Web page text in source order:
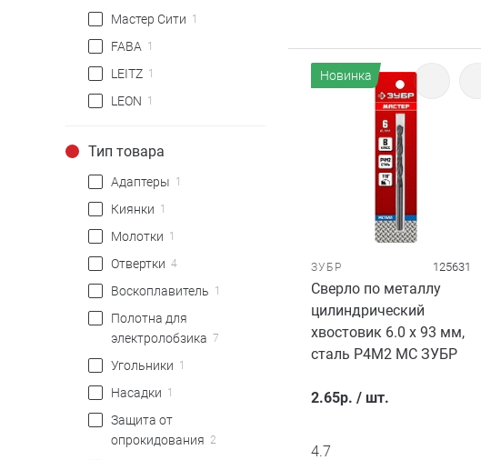
Мастер Сити 1
FABA 1
LEITZ 1
LEON 1
Тип товара
Адаптеры 1
Киянки 1
Молотки 1
Отвертки 4
Воскоплавитель 1
Полотна для
электролобзика 7
Угольники 1
Насадки 1
Защита от
опрокидования 2
Новинка
ЗУБР 125631
Сверло по металлу
цилиндрический
хвостовик 6.0 х 93 мм,
сталь Р4М2 МС ЗУБР
2.65р. / шт.
4.7